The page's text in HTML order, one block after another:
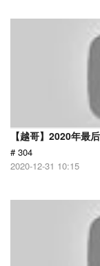
【越哥】2020年最
# 304
2020-12-31 10:15